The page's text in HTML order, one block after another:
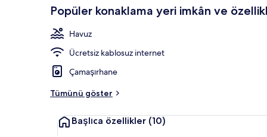
Dış mekân
Popüler konaklama yeri imkân ve
Havuz
Ücretsiz kablosuz internet
Çamaşırhane
Tümünü göster
Başlıca özellikler (10)